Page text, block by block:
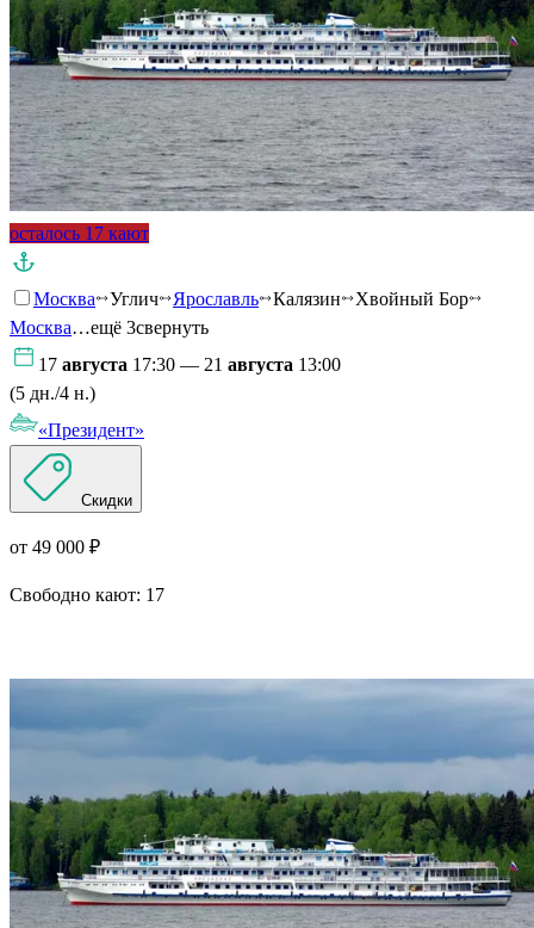
осталось 17 кают
Москва Углич Ярославль Калязин
Хвойный Бор
Москва…ещё 3свернуть
17 августа 17:30 — 21 августа 13:00
(5 дн./4 н.)
«Президент»
Скидки
от 49 000 ₽
Свободно кают: 17